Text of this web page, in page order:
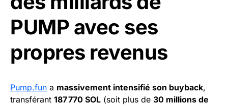
PUMP avec ses
propres revenus
Pump.fun a massivement intensifié son buyback,
transférant 187 770 SOL (soit plus de 30 millions de